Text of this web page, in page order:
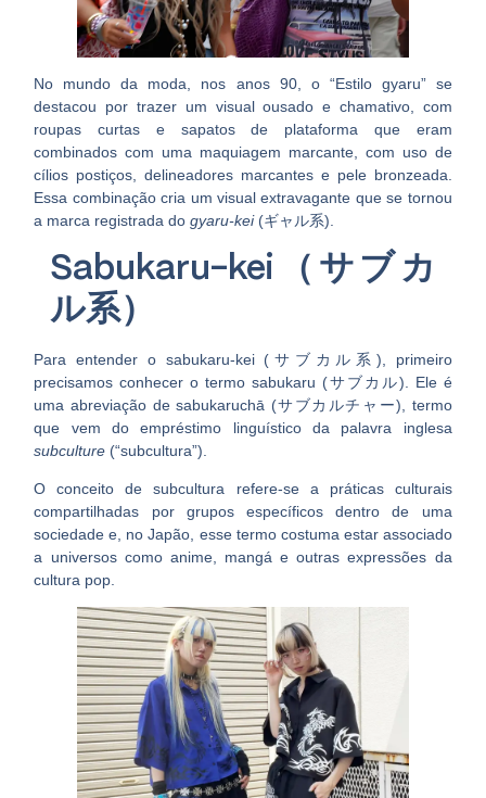
No mundo da moda, nos anos 90, o “Estilo gyaru” se
destacou por trazer um visual ousado e chamativo, com
roupas curtas e sapatos de plataforma que eram
combinados com uma maquiagem marcante, com uso de
cílios postiços, delineadores marcantes e pele bronzeada.
Essa combinação cria um visual extravagante que se tornou
a marca registrada dogyaru-kei (ギャル系).
Sabukaru-kei（サブカ
ル系）
Para entender o sabukaru-kei (サブカル系) , primeiro
precisamos conhecer o termosabukaru (サブカル) . Ele é
uma abreviação desabukaruchā (サブカルチャー) , termo
que vem do empréstimo linguístico da palavra inglesa
subculture (“subcultura”).
O conceito de subcultura refere-se a práticas culturais
compartilhadas por grupos específicos dentro de uma
sociedade e, no Japão, esse termo costuma estar associado
a universos como anime, mangá e outras expressões da
cultura pop